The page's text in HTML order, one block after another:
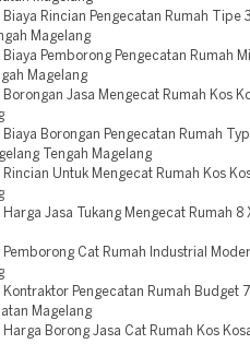
Rincian Pengecatan Rumah Tipe
Magelang
Pemborong Pengecatan Rumah
Magelang
Jasa Mengecat Rumah Kos
Borongan Pengecatan Rumah
Tengah Magelang
Untuk Mengecat Rumah Kos
Jasa Tukang Mengecat Rumah 8
Cat Rumah Industrial
Pengecatan Rumah Budget
Magelang
Borong Jasa Cat Rumah Kos